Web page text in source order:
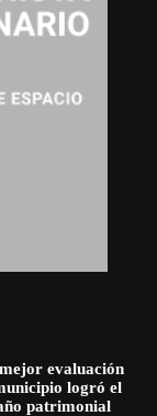
evaluación
logró el
patrimonial